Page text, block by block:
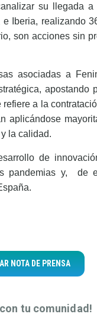
su llegada
Iberia, realizando
son acciones sin
asociadas a
apostando
a la
la calidad.
de
pandemias y,
de
NOTA DE PRENSA
tu comunidad!